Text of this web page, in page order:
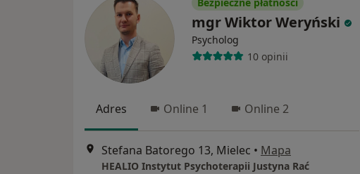
mgr Wiktor Weryński
Psycholog
10 opinii
Adres Online 1 Online 2
Stefana Batorego 13, Mielec • Mapa
HEALIO Instytut Psychoterapii Justyna Rać